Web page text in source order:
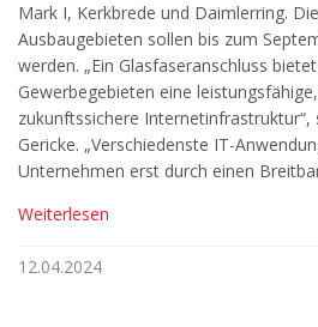
Mark I, Kerkbrede und Daimlerring.
Ausbaugebieten sollen bis zum
werden. „Ein Glasfaseranschluss
Gewerbegebieten eine
zukunftssichere
Gericke. „Verschiedenste IT-
Unternehmen erst durch einen
Weiterlesen
12.04.2024